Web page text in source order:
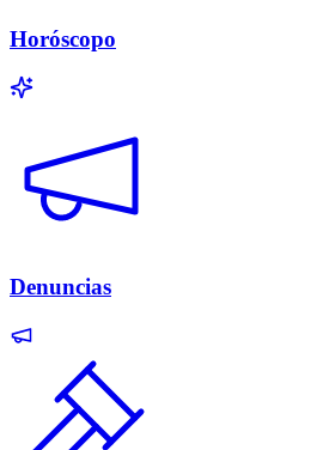
Horóscopo
Denuncias